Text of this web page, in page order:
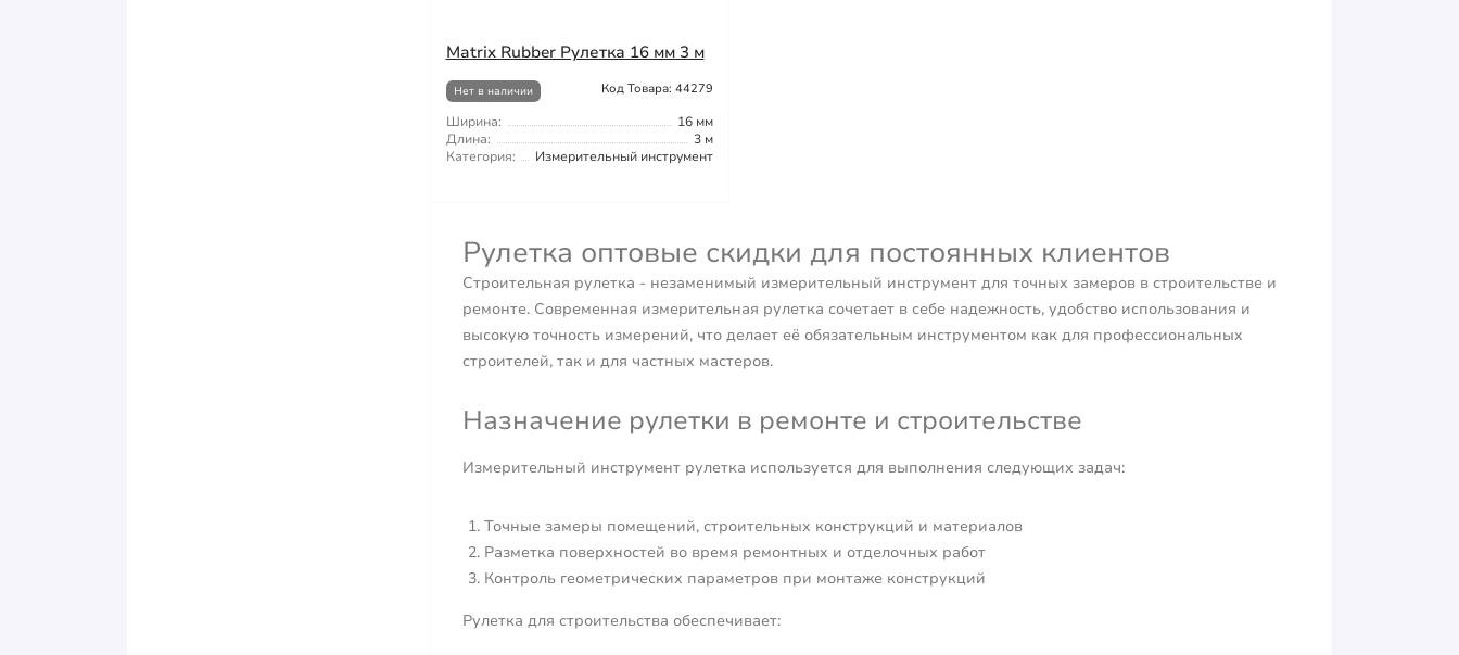
Matrix Rubber Рулетка 16 мм 3 м
Нет в наличии Код Товара: 44279
Ширина:
16 мм
Длина:
3 м
Категория:
Измерительный инструмент
Рулетка оптовые скидки для постоянных клиентов
Строительная рулетка - незаменимый измерительный инструмент для точных замеров в строительстве и
ремонте. Современная измерительная рулетка сочетает в себе надежность, удобство использования и
высокую точность измерений, что делает её обязательным инструментом как для профессиональных
строителей, так и для частных мастеров.
Назначение рулетки в ремонте и строительстве
Измерительный инструмент рулетка используется для выполнения следующих задач:
Точные замеры помещений, строительных конструкций и материалов
Разметка поверхностей во время ремонтных и отделочных работ
Контроль геометрических параметров при монтаже конструкций
Рулетка для строительства обеспечивает: